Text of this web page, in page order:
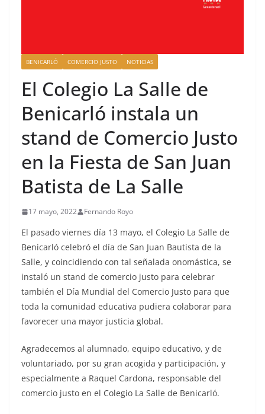
BENICARLÓ COMERCIO JUSTO NOTICIAS
El Colegio La Salle de
Benicarló instala un
stand de Comercio Justo
en la Fiesta de San Juan
Batista de La Salle
17 mayo, 2022 Fernando Royo
El pasado viernes día 13 mayo, el Colegio La Salle de
Benicarló celebró el día de San Juan Bautista de la
Salle, y coincidiendo con tal señalada onomástica, se
instaló un stand de comercio justo para celebrar
también el Día Mundial del Comercio Justo para que
toda la comunidad educativa pudiera colaborar para
favorecer una mayor justicia global.
Agradecemos al alumnado, equipo educativo, y de
voluntariado, por su gran acogida y participación, y
especialmente a Raquel Cardona, responsable del
comercio justo en el Colegio La Salle de Benicarló.